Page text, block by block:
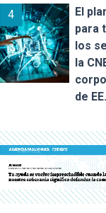
4
El
para
los
la
de